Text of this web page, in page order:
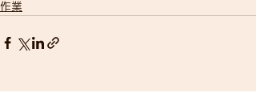
作業